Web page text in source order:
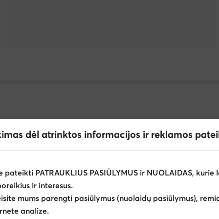
Vyriški laikrodžiai Maserati Sportiniai krepšiai ir kuprinės Roxy
Birkenstock
dėl atrinktos informacijos ir reklamos
pateikti PATRAUKLIUS PASIŪLYMUS ir NUOLAIDAS, kurie
ir interesus.
mums parengti pasiūlymus (nuolaidų pasiūlymus),
analize.